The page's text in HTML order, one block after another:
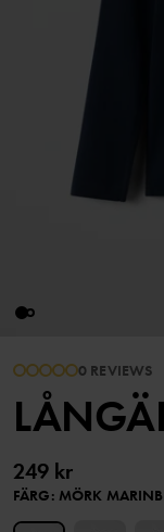
0 REVIEWS
249 kr
FÄRG: MÖRK